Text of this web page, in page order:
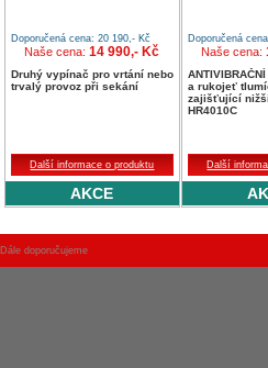
Doporučená cena: 20 190,- Kč
Naše cena:14 990,- Kč
Druhý vypínač pro vrtání nebo
trvalý provoz při sekání
Další informace o produktu
AKCE
Doporučená
Naše cena:
a rukojeť
zajišťující
HR4010C
Další
Dále doporučujeme